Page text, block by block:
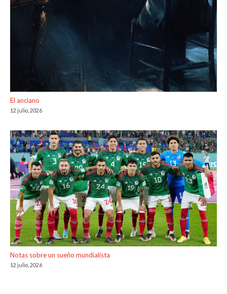
El anciano
12 julio, 2026
Notas sobre un sueño mundialista
12 julio, 2026